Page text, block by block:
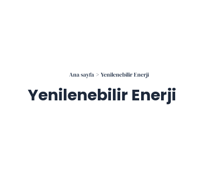
Ana sayfa Yenilenebilir Enerji
Yenilenebilir Enerji